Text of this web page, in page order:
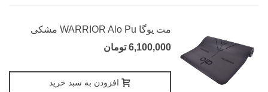
مت یوگا WARRIOR Alo Pu مشکی
6,100,000 تومان
افزودن به سبد خرید